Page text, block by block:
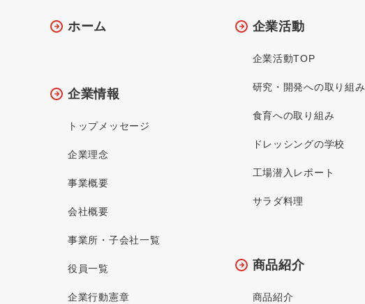
ホーム
企業情報
トップメッセージ
企業理念
事業概要
会社概要
事業所・子会社一覧
役員一覧
企業行動憲章
企業活動
企業活動TOP
研究・開発への取り組み
食育への取り組み
ドレッシングの学校
工場潜入レポート
サラダ料理
商品紹介
商品紹介